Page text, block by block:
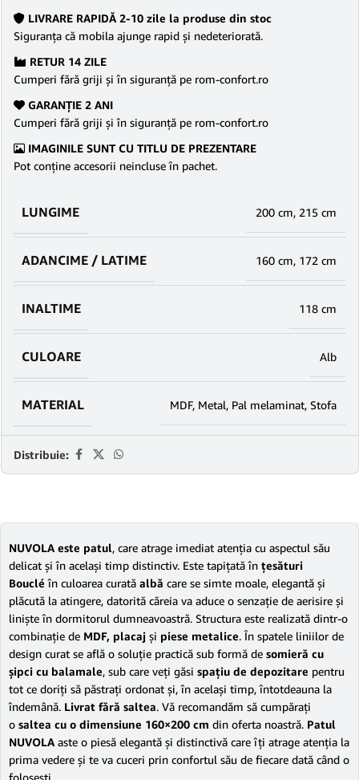
LIVRARE RAPIDĂ 2-10 zile la produse din stoc
Siguranţa că mobila ajunge rapid şi nedeteriorată.
RETUR 14 ZILE
Cumperi fără griji şi în siguranţă pe rom-confort.ro
GARANŢIE 2 ANI
Cumperi fără griji şi în siguranţă pe rom-confort.ro
IMAGINILE SUNT CU TITLU DE PREZENTARE
Pot conține accesorii neincluse în pachet.
LUNGIME 200 cm, 215 cm
ADANCIME / LATIME 160 cm, 172 cm
INALTIME 118 cm
CULOARE Alb
MATERIAL MDF, Metal, Pal melaminat, Stofa
Distribuie:
NUVOLA este patul, care atrage imediat atenţia cu aspectul său
delicat şi în acelaşi timp distinctiv. Este tapiţată în ţesături
Boucléîn culoarea curată albă care se simte moale, elegantă şi
plăcută la atingere, datorită căreia va aduce o senzaţie de aerisire şi
linişte în dormitorul dumneavoastră. Structura este realizată dintr-o
combinaţie de MDF, placaj şi piese metalice. În spatele liniilor de
design curat se află o soluţie practică sub formă de somieră cu
şipci cu balamale, sub care veţi găsi spaţiu de depozitare pentru
tot ce doriţi să păstraţi ordonat şi, în acelaşi timp, întotdeauna la
îndemână. Livrat fără saltea. Vă recomandăm să cumpăraţi
o saltea cu o dimensiune 160×200 cm din oferta noastră. Patul
NUVOLA aste o piesă elegantă şi distinctivă care îţi atrage atenţia la
prima vedere şi te va cuceri prin confortul său de fiecare dată când o
foloseşti.